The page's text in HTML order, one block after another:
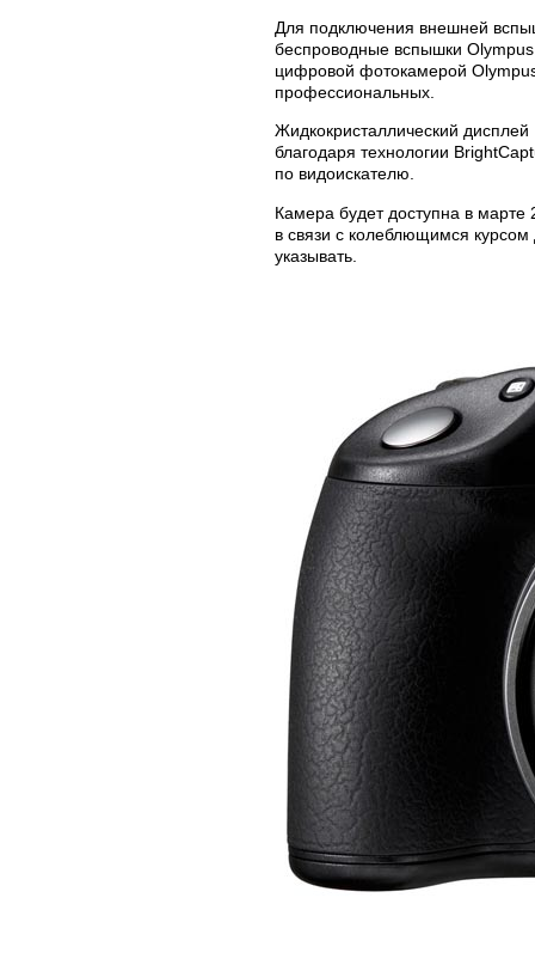
Для подключения внешней
беспроводные вспышки
цифровой фотокамерой
профессиональных.
Жидкокристаллический
благодаря технологии
по видоискателю.
Камера будет доступна в
в связи с колеблющимся
указывать.